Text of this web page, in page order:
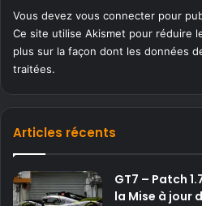
Vous devez vous connecter pour
Ce site utilise Akismet pour réduire
plus sur la façon dont les données
traitées.
Articles récents
GT7 – Patch
la Mise à jour